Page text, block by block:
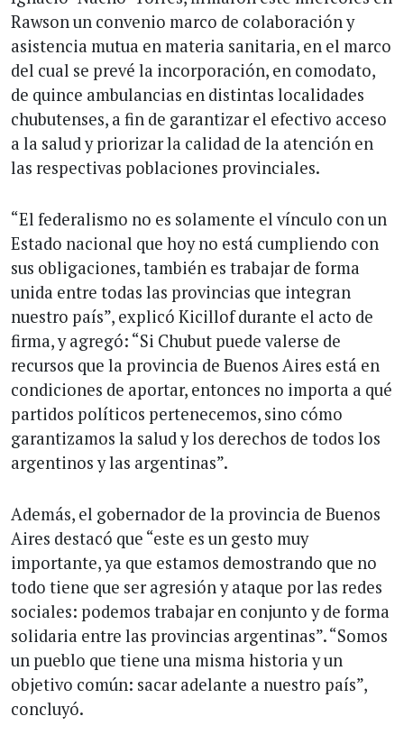
Rawson un convenio marco de colaboración y
asistencia mutua en materia sanitaria, en el marco
del cual se prevé la incorporación, en comodato,
de quince ambulancias en distintas localidades
chubutenses, a fin de garantizar el efectivo acceso
a la salud y priorizar la calidad de la atención en
las respectivas poblaciones provinciales.
“El federalismo no es solamente el vínculo con un
Estado nacional que hoy no está cumpliendo con
sus obligaciones, también es trabajar de forma
unida entre todas las provincias que integran
nuestro país”, explicó Kicillof durante el acto de
firma, y agregó: “Si Chubut puede valerse de
recursos que la provincia de Buenos Aires está en
condiciones de aportar, entonces no importa a qué
partidos políticos pertenecemos, sino cómo
garantizamos la salud y los derechos de todos los
argentinos y las argentinas”.
Además, el gobernador de la provincia de Buenos
Aires destacó que “este es un gesto muy
importante, ya que estamos demostrando que no
todo tiene que ser agresión y ataque por las redes
sociales: podemos trabajar en conjunto y de forma
solidaria entre las provincias argentinas”. “Somos
un pueblo que tiene una misma historia y un
objetivo común: sacar adelante a nuestro país”,
concluyó.